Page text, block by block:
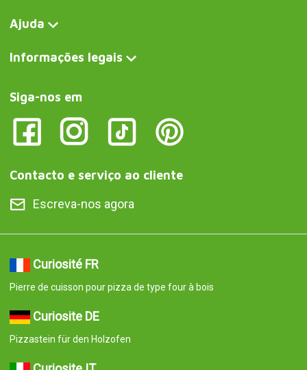
Curiosite DE
Pizzastein für den Holzofen
Pietra di cottura per pizza in stile forno a legna
Curiosite AT
Curiosite PT
Pedra de cozedura para pizzas em forno a lenha
Curiosite ES
Piedra para cocinar pizzas estilo horno de leña
© 2008-2026 Curiosite. Presentes originais e gadgets. Curiosite é
S.L.. Inscrita na Conservatória do Registo Comercial de Madrid no